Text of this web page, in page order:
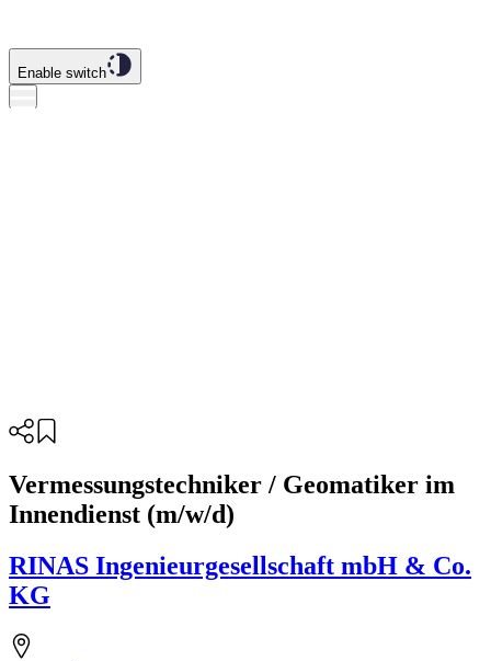
Enable switch
Vermessungstechniker / Geomatiker im
Innendienst (m/w/d)
RINAS Ingenieurgesellschaft mbH & Co.
KG